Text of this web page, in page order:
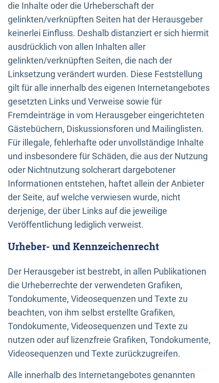
die Inhalte oder die Urheberschaft der
gelinkten/verknüpften Seiten hat der Herausgeber
keinerlei Einfluss. Deshalb distanziert er sich hiermit
ausdrücklich von allen Inhalten aller
gelinkten/verknüpften Seiten, die nach der
Linksetzung verändert wurden. Diese Feststellung
gilt für alle innerhalb des eigenen Internetangebotes
gesetzten Links und Verweise sowie für
Fremdeinträge in vom Herausgeber eingerichteten
Gästebüchern, Diskussionsforen und Mailinglisten.
Für illegale, fehlerhafte oder unvollständige Inhalte
und insbesondere für Schäden, die aus der Nutzung
oder Nichtnutzung solcherart dargebotener
Informationen entstehen, haftet allein der Anbieter
der Seite, auf welche verwiesen wurde, nicht
derjenige, der über Links auf die jeweilige
Veröffentlichung lediglich verweist.
Urheber- und Kennzeichenrecht
Der Herausgeber ist bestrebt, in allen Publikationen
die Urheberrechte der verwendeten Grafiken,
Tondokumente, Videosequenzen und Texte zu
beachten, von ihm selbst erstellte Grafiken,
Tondokumente, Videosequenzen und Texte zu
nutzen oder auf lizenzfreie Grafiken, Tondokumente,
Videosequenzen und Texte zurückzugreifen.
Alle innerhalb des Internetangebotes genannten